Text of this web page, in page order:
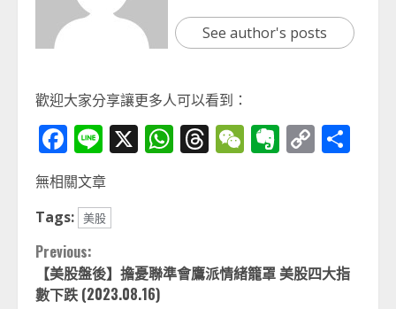
See author's posts
歡迎大家分享讓更多人可以看到：
Facebook
Line
X WhatsApp
Threads
WeChat
Evernote
Copy
無相關文章
Tags: 美股
Continue
Reading
Previous:
【美股盤後】擔憂聯準會鷹派情緒籠罩 美股四大指
數下跌 (2023.08.16)